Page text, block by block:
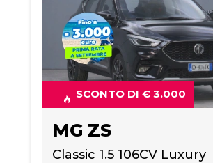
SCONTO DI € 3.000
MG ZS
Classic 1.5 106CV Luxury